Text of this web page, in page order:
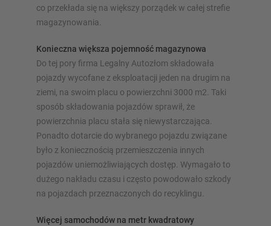
co przekłada się na większy porządek w całej strefie
magazynowania.
Konieczna większa pojemność magazynowa
Do tej pory firma Legalny Autozłom składowała
pojazdy wycofane z eksploatacji jeden na drugim na
ziemi, na swoim placu o powierzchni 3000 m2. Taki
sposób składowania pojazdów sprawił, że
powierzchnia placu stała się niewystarczająca.
Ponadto dotarcie do wybranego pojazdu związane
było z koniecznością przemieszczenia innych
pojazdów uniemożliwiających dostęp. Wymagało to
dużego nakładu czasu i często powodowało szkody
na pojazdach przeznaczonych do recyklingu.
Więcej samochodów na metr kwadratowy
naszych konfiguratorów – z bezpośrednim zapytaniem
Skonfiguruj regał teraz